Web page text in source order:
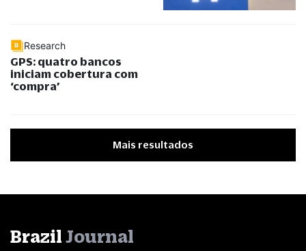
Research
GPS: quatro bancos
iniciam cobertura com
‘compra’
Mais resultados
Brazil Journal